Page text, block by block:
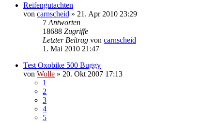
Reifengutachten
von carnscheid » 21. Apr 2010 23:29
7 Antworten
18688 Zugriffe
Letzter Beitrag von carnscheid
1. Mai 2010 21:47
Test Oxobike 500 Buggy
von Wolle » 20. Okt 2007 17:13
1
2
3
4
5